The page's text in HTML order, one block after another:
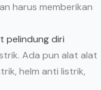
harus memberikan
pelindung diri
Ada pun alat alat
helm anti listrik,